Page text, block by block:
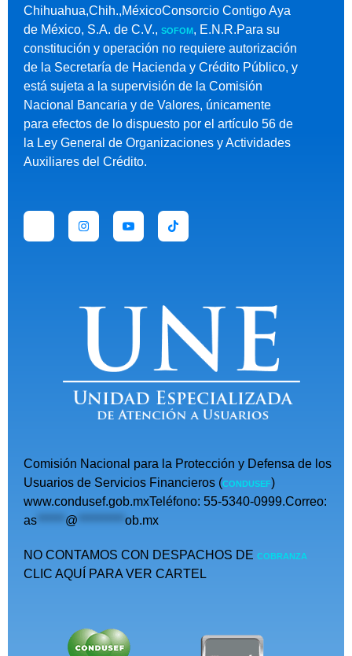
Chihuahua,Chih.,MéxicoConsorcio Contigo Aya
de México, S.A. de C.V., SOFOM, E.N.R.Para su
constitución y operación no requiere autorización
de la Secretaría de Hacienda y Crédito Público, y
está sujeta a la supervisión de la Comisión
Nacional Bancaria y de Valores, únicamente
para efectos de lo dispuesto por el artículo 56 de
la Ley General de Organizaciones y Actividades
Auxiliares del Crédito.
Comisión Nacional para la Protección y Defensa de los
Usuarios de Servicios Financieros (CONDUSEF)
www.condusef.gob.mxTeléfono: 55-5340-0999.Correo:
as ****** @ ********** ob.mx
NO CONTAMOS CON DESPACHOS DE COBRANZA
CLIC AQUÍ PARA VER CARTEL